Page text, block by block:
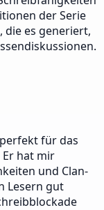
der Serie
die es generiert,
für das
hat mir
und Clan-
Lesern gut